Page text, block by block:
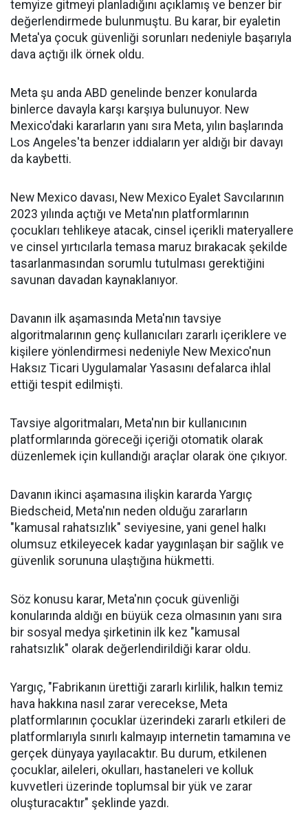
temyize gitmeyi planladığını açıklamış ve benzer bir
değerlendirmede bulunmuştu. Bu karar, bir eyaletin
Meta'ya çocuk güvenliği sorunları nedeniyle başarıyla
dava açtığı ilk örnek oldu.
Meta şu anda ABD genelinde benzer konularda
binlerce davayla karşı karşıya bulunuyor. New
Mexico'daki kararların yanı sıra Meta, yılın başlarında
Los Angeles'ta benzer iddiaların yer aldığı bir davayı
da kaybetti.
New Mexico davası, New Mexico Eyalet Savcılarının
2023 yılında açtığı ve Meta'nın platformlarının
çocukları tehlikeye atacak, cinsel içerikli materyallere
ve cinsel yırtıcılarla temasa maruz bırakacak şekilde
tasarlanmasından sorumlu tutulması gerektiğini
savunan davadan kaynaklanıyor.
Davanın ilk aşamasında Meta'nın tavsiye
algoritmalarının genç kullanıcıları zararlı içeriklere ve
kişilere yönlendirmesi nedeniyle New Mexico'nun
Haksız Ticari Uygulamalar Yasasını defalarca ihlal
ettiği tespit edilmişti.
Tavsiye algoritmaları, Meta'nın bir kullanıcının
platformlarında göreceği içeriği otomatik olarak
düzenlemek için kullandığı araçlar olarak öne çıkıyor.
Davanın ikinci aşamasına ilişkin kararda Yargıç
Biedscheid, Meta'nın neden olduğu zararların
"kamusal rahatsızlık" seviyesine, yani genel halkı
olumsuz etkileyecek kadar yaygınlaşan bir sağlık ve
güvenlik sorununa ulaştığına hükmetti.
Söz konusu karar, Meta'nın çocuk güvenliği
konularında aldığı en büyük ceza olmasının yanı sıra
bir sosyal medya şirketinin ilk kez "kamusal
rahatsızlık" olarak değerlendirildiği karar oldu.
Yargıç, "Fabrikanın ürettiği zararlı kirlilik, halkın temiz
hava hakkına nasıl zarar verecekse, Meta
platformlarının çocuklar üzerindeki zararlı etkileri de
platformlarıyla sınırlı kalmayıp internetin tamamına ve
gerçek dünyaya yayılacaktır. Bu durum, etkilenen
çocuklar, aileleri, okulları, hastaneleri ve kolluk
kuvvetleri üzerinde toplumsal bir yük ve zarar
oluşturacaktır" şeklinde yazdı.